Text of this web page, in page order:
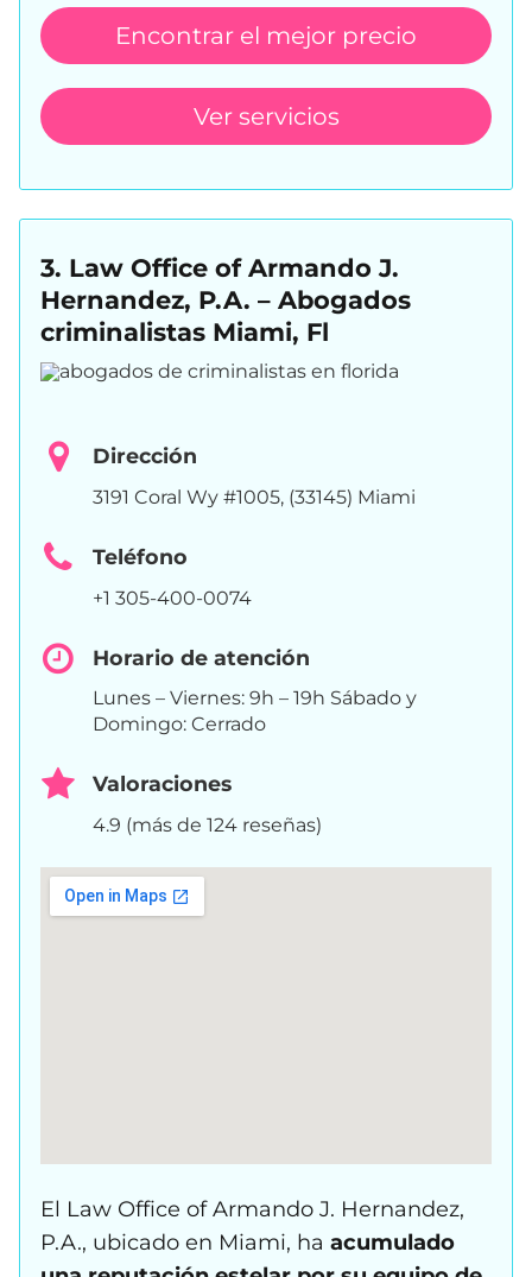
Encontrar el mejor precio
Ver servicios
3. Law Office of Armando J.
Hernandez, P.A. – Abogados
criminalistas Miami, Fl
Dirección
3191 Coral Wy #1005, (33145) Miami
Teléfono
+1 305-400-0074
Horario de atención
Lunes – Viernes: 9h – 19h Sábado y
Domingo: Cerrado
Valoraciones
4.9 (más de 124 reseñas)
El Law Office of Armando J. Hernandez,
P.A., ubicado en Miami, ha acumulado